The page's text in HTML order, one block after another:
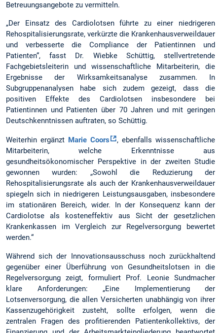
Betreuungsangebote zu vermitteln.
„Der Einsatz des Cardiolotsen führte zu einer niedrigeren
Rehospitalisierungsrate, verkürzte die Krankenhausverweildauer
und verbesserte die Compliance der Patientinnen und
Patienten“, fasst Dr. Wiebke Schüttig, stellvertretende
Fachgebietsleiterin und wissenschaftliche Mitarbeiterin, die
Ergebnisse der Wirksamkeitsanalyse zusammen. In
Subgruppenanalysen habe sich zudem gezeigt, dass die
positiven Effekte des Cardiolotsen insbesondere bei
Patientinnen und Patienten über 70 Jahren und mit geringen
Deutschkenntnissen auftraten, so Schüttig.
Weiterhin ergänzt Marie Coors
, ebenfalls wissenschaftliche
Mitarbeiterin, welche Erkenntnisse aus
gesundheitsökonomischer Perspektive in der zweiten Studie
gewonnen wurden: „Sowohl die Reduzierung der
Rehospitalisierungsrate als auch der Krankenhausverweildauer
spiegeln sich in niedrigeren Leistungsausgaben, insbesondere
im stationären Bereich, wider. In der Konsequenz kann der
Cardiolotse als kosteneffektiv aus Sicht der gesetzlichen
Krankenkassen im Vergleich zur Regelversorgung bewertet
werden.“
Während sich der Innovationsausschuss noch zurückhaltend
gegenüber einer Überführung von Gesundheitslotsen in die
Regelversorgung zeigt, formuliert Prof. Leonie Sundmacher
klare Anforderungen: „Eine Implementierung der
Lotsenversorgung, die allen Versicherten unabhängig von ihrer
Kassenzugehörigkeit zusteht, sollte erfolgen, wenn die
zentralen Fragen des profitierenden Patientenkollektivs, der